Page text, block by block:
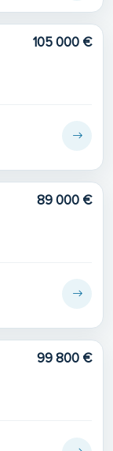
105 000 €
89 000 €
99 800 €